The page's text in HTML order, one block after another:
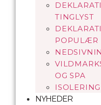
TINGLYST
POPULÆR
OG SPA
ISOLERING
NYHEDER